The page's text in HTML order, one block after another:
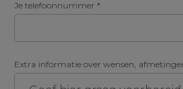
Je telefoonnummer *
Extra informatie over wensen,